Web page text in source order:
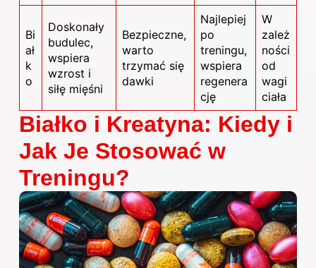
Bi
ał
k
o
Doskonały
budulec,
wspiera
wzrost i
siłę mięśni
Bezpieczne,
warto
trzymać się
dawki
Najlepiej
po
treningu,
wspiera
regenera
cję
W
zależ
ności
od
wagi
ciała
Białko i Kreatyna: Kiedy i
Jak Je Stosować w
Treningu?